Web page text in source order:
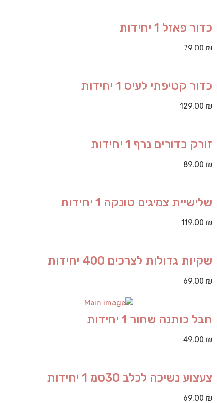
כדור פאזל 1 יחידות
79.00 ₪
כדור קטיפתי לעיס 1 יחידות
129.00 ₪
זורק כדורים נרף 1 יחידות
89.00 ₪
שלישיית צמיגים טונקה 1 יחידות
119.00 ₪
שקיות גדולות לצרכים 400 יחידות
69.00 ₪
חבל כותנה שחור 1 יחידות
49.00 ₪
צעצוע נשיכה לכלב 30סמ 1 יחידות
69.00 ₪